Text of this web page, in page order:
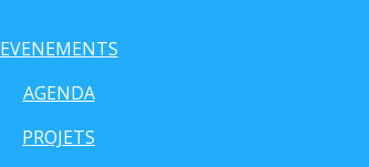
EVENEMENTS
AGENDA
PROJETS